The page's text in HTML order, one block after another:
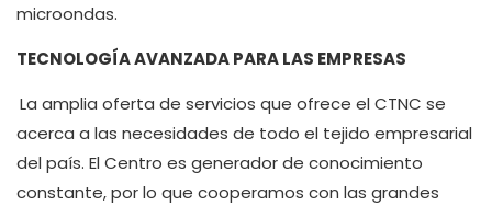
microondas.
TECNOLOGÍA AVANZADA PARA LAS EMPRESAS
La amplia oferta de servicios que ofrece el CTNC se
acerca a las necesidades de todo el tejido empresarial
del país. El Centro es generador de conocimiento
constante, por lo que cooperamos con las grandes